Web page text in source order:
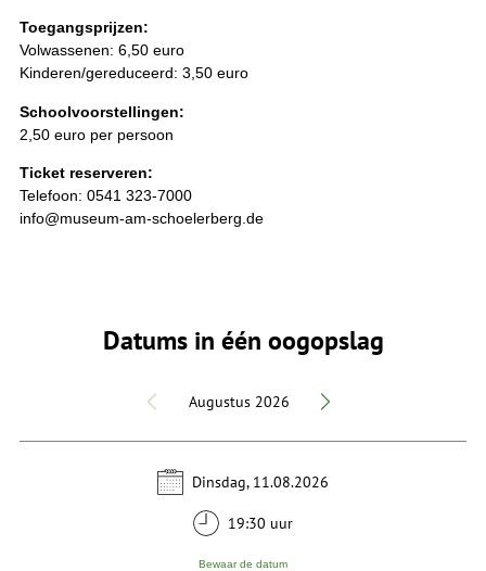
Toegangsprijzen:
Volwassenen: 6,50 euro
Kinderen/gereduceerd: 3,50 euro
Schoolvoorstellingen:
2,50 euro per persoon
Ticket reserveren:
Telefoon: 0541 323-7000
info@museum-am-schoelerberg.de
Datums in één oogopslag
Augustus 2026
Dinsdag, 11.08.2026
19:30 uur
Bewaar de datum